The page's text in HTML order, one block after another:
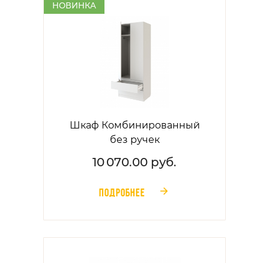
НОВИНКА
Шкаф Комбинированный
без ручек
10 070.00 руб.
ПОДРОБНЕЕ 󰁔